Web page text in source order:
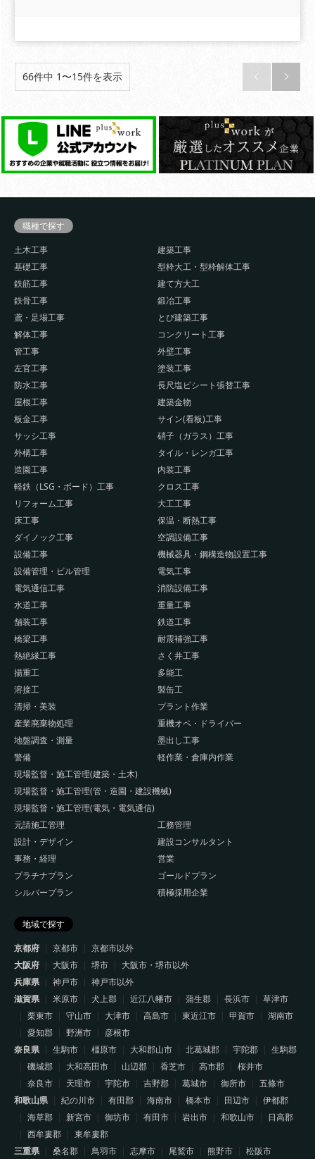
66件中 1〜15件を表示  
職種で探す
土木工事
建築工事
基礎工事
型枠大工・型枠解体工事
鉄筋工事
建て方大工
鉄骨工事
鍛冶工事
鳶・足場工事
とび建築工事
解体工事
コンクリート工事
管工事
外壁工事
左官工事
塗装工事
防水工事
長尺塩ビシート張替工事
屋根工事
建築金物
板金工事
サイン(看板)工事
サッシ工事
硝子（ガラス）工事
外構工事
タイル・レンガ工事
造園工事
内装工事
軽鉄（LSG・ボード）工事
クロス工事
リフォーム工事
大工工事
床工事
保温・断熱工事
ダイノック工事
空調設備工事
設備工事
機械器具・鋼構造物設置工事
設備管理・ビル管理
電気工事
電気通信工事
消防設備工事
水道工事
重量工事
舗装工事
鉄道工事
橋梁工事
耐震補強工事
熱絶縁工事
さく井工事
揚重工
多能工
溶接工
製缶工
清掃・美装
プラント作業
産業廃棄物処理
重機オペ・ドライバー
地盤調査・測量
墨出し工事
警備
軽作業・倉庫内作業
現場監督・施工管理(建築・土木)
現場監督・施工管理(管・造園・建設機械)
現場監督・施工管理(電気・電気通信)
元請施工管理
工務管理
設計・デザイン
建設コンサルタント
事務・経理
営業
プラチナプラン
ゴールドプラン
シルバープラン
積極採用企業
地域で探す
京都府
京都市
京都市以外
大阪府
大阪市 堺市
大阪市・堺市以外
兵庫県
神戸市
神戸市以外
滋賀県
米原市 犬上郡 近江八幡市 蒲生郡 長浜市
草津市
栗東市
守山市 大津市 高島市 東近江市 甲賀市
湖南市
愛知郡
野洲市
彦根市
奈良県
生駒市 橿原市 大和郡山市 北葛城郡 宇陀郡
生駒郡
磯城郡
大和高田市 山辺郡 香芝市 高市郡
桜井市
奈良市
天理市 宇陀市 吉野郡 葛城市 御所市
五條市
和歌山県
紀の川市 有田郡 海南市 橋本市 田辺市
伊都郡
海草郡
新宮市 御坊市 有田市 岩出市 和歌山市
日高郡
西牟婁郡
東牟婁郡
三重県
桑名郡 鳥羽市 志摩市 尾鷲市 熊野市 松阪市